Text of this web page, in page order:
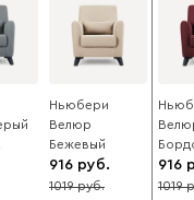
Ньюбери
Велюр
Бежевый
916
10
1019
916
10
1019